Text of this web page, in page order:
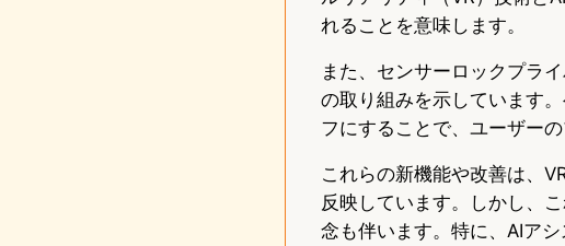
れることを意味します。
また、センサーロックプラ
の取り組みを示しています
フにすることで、ユーザー
これらの新機能や改善は、
反映しています。しかし、
念も伴います。特に、AIア